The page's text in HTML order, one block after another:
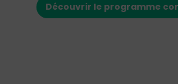
Découvrir le programme